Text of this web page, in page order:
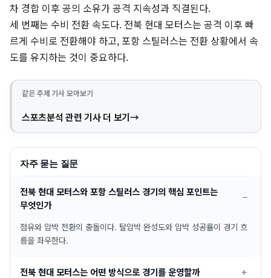
차 경합 이후 공의 소유가 공격 지속성과 직결된다.
세 번째는 수비 전환 속도다. 전북 현대 모터스는 공격 이후 빠
르게 수비로 전환해야 하고, 포항 스틸러스는 전환 상황에서 속
도를 유지하는 것이 중요하다.
같은 주제 기사 모아보기
스포츠분석 관련 기사 더 보기
자주 묻는 질문
전북 현대 모터스와 포항 스틸러스 경기의 핵심 포인트는
무엇인가
점유와 압박 전환의 충돌이다. 탈압박 완성도와 압박 성공률이 경기 흐
름을 좌우한다.
전북 현대 모터스는 어떤 방식으로 경기를 운영할까